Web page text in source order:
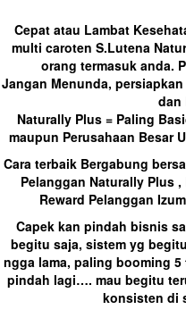
Cepat atau Lambat
multi caroten S.Lutena
orang termasuk anda.
Jangan Menunda,
dan
Naturally Plus = Paling
maupun Perusahaan Besar
Cara terbaik Bergabung
Pelanggan Naturally Plus ,
Reward Pelanggan
Capek kan pindah bisnis
begitu saja, sistem yg
ngga lama, paling booming
pindah lagi…. mau begitu
konsisten di